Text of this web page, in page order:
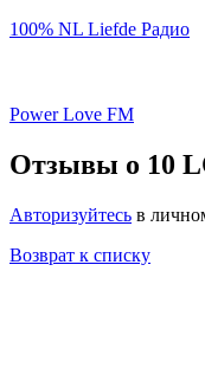
100% NL Liefde Радио
Power Love FM
Отзывы о 10
Авторизуйтесь в
Возврат к списку